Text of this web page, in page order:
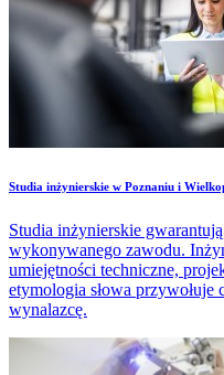
Studia inżynierskie w Poznaniu i
Studia inżynierskie
wykonywanego zawodu.
umiejętności techniczne,
etymologia słowa przywołuje
wynalazcę.